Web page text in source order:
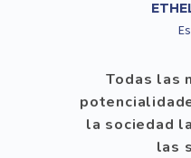
Todas las
la sociedad
las